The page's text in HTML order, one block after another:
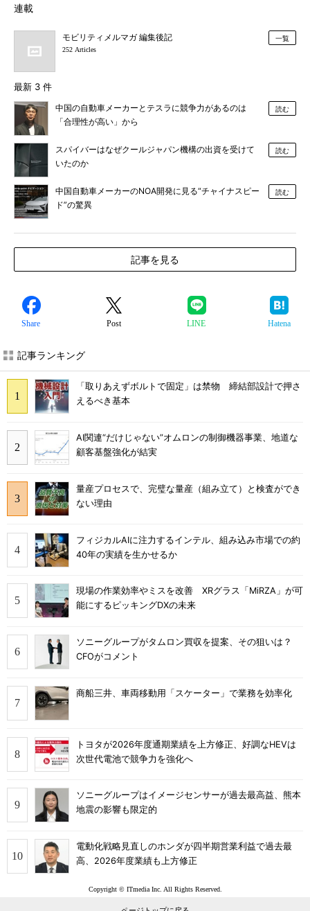
連載
モビリティメルマガ 編集後記
252 Articles
一覧
最新 3 件
中国の自動車メーカーとテスラに競争力があるのは
「合理性が高い」から
読む
スパイバーはなぜクールジャパン機構の出資を受けて
いたのか
読む
中国自動車メーカーのNOA開発に見る“チャイナスピー
ド”の驚異
読む
記事を見る
Share Post LINE Hatena
記事ランキング
「取りあえずボルトで固定」は禁物 締結部設計で押さ
えるべき基本
AI関連“だけじゃない”オムロンの制御機器事業、地道な
顧客基盤強化が結実
量産プロセスで、完璧な量産（組み立て）と検査ができ
ない理由
フィジカルAIに注力するインテル、組み込み市場での約
40年の実績を生かせるか
現場の作業効率やミスを改善 XRグラス「MiRZA」が可
能にするピッキングDXの未来
ソニーグループがタムロン買収を提案、その狙いは？
CFOがコメント
商船三井、車両移動用「スケーター」で業務を効率化
トヨタが2026年度通期業績を上方修正、好調なHEVは
次世代電池で競争力を強化へ
ソニーグループはイメージセンサーが過去最高益、熊本
地震の影響も限定的
電動化戦略見直しのホンダが四半期営業利益で過去最
高、2026年度業績も上方修正
Copyright © ITmedia Inc. All Rights Reserved.